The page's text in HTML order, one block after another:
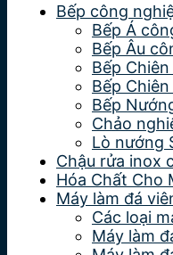
Bếp công
Bếp Á
Bếp Âu
Bếp
Bếp
Bếp
Chảo
Lò nướng
Chậu rửa inox
Hóa Chất Cho
Máy làm đá
Các loại
Máy làm